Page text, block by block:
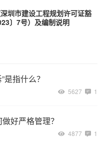
圳市建设工程规划许可证豁
〕7号）及编制说明
是指什么？
5627 1
好严格管理？
4877 1